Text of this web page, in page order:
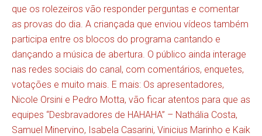
que os rolezeiros vão responder perguntas e comentar
as provas do dia. A criançada que enviou vídeos também
participa entre os blocos do programa cantando e
dançando a música de abertura. O público ainda interage
nas redes sociais do canal, com comentários, enquetes,
votações e muito mais. E mais: Os apresentadores,
Nicole Orsini e Pedro Motta, vão ficar atentos para que as
equipes “Desbravadores de HAHAHA” – Nathália Costa,
Samuel Minervino, Isabela Casarini, Vinicius Marinho e Kaik